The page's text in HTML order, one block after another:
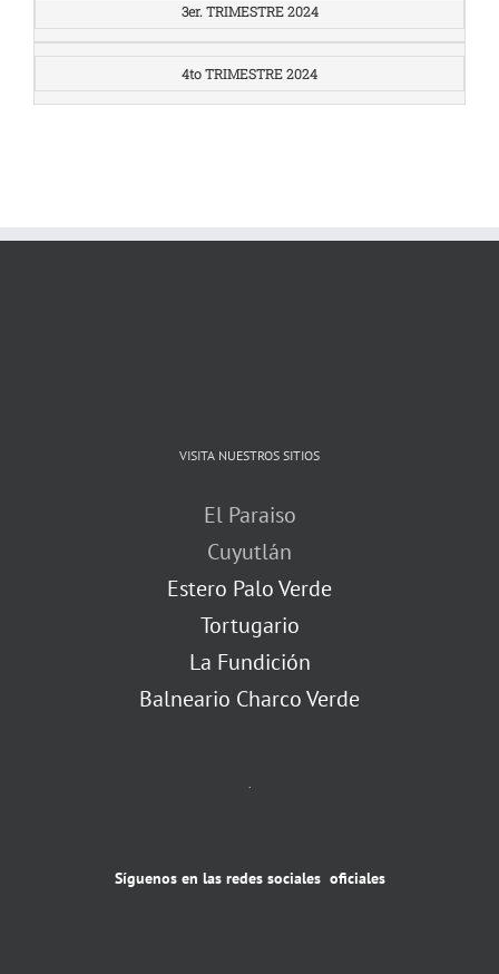
3er. TRIMESTRE 2024
4to TRIMESTRE 2024
VISITA NUESTROS SITIOS
El Paraiso
Cuyutlán
Estero Palo Verde
Tortugario
La Fundición
Balneario Charco Verde
Síguenos en las redes sociales oficiales